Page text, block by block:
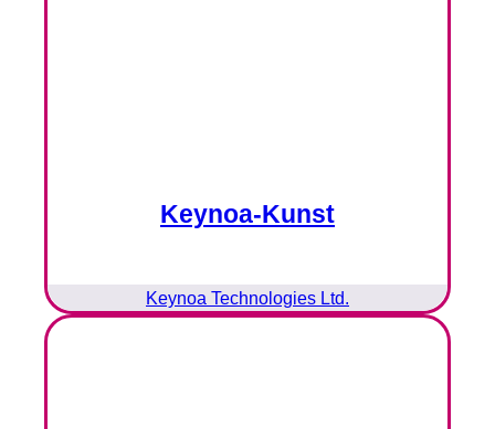
Keynoa-Kunst
Keynoa Technologies Ltd.